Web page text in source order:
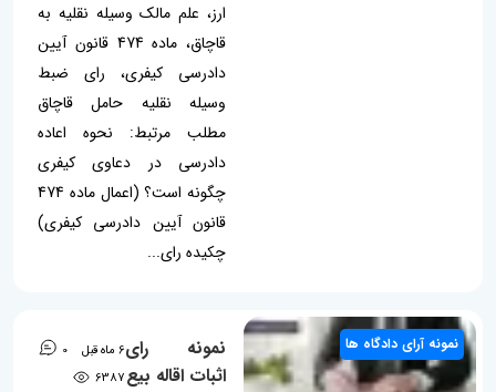
ارز، علم مالک وسیله نقلیه به
قاچاق، ماده 474 قانون آیین
دادرسی کیفری، رای ضبط
وسیله نقلیه حامل قاچاق
مطلب مرتبط: نحوه اعاده
دادرسی در دعاوی کیفری
چگونه است؟ (اعمال ماده 474
قانون آیین دادرسی کیفری)
چکیده رای...
نمونه آرای دادگاه ها
نمونه رای
اثبات اقاله بیع
6 ماه قبل
0
6387